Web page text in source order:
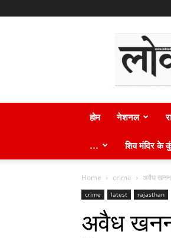
होम नेशनल
… शिव मंदिर के
Home crime अवैध खनन
crime latest rajasthan
अवैध